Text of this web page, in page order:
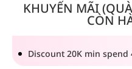
KHUYẾN MÃI
CÒN
Discount 20K min spend